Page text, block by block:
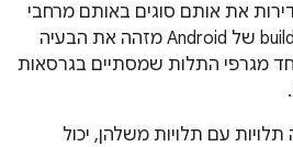
את אותם סוגים באותם מרחבי
מערכת ה-build של Android מזהה את הבעיה
מגרפי התלות שמסתיים בגרסאות
עם תלויות משלהן, יכול